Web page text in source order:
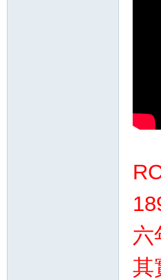
六
其